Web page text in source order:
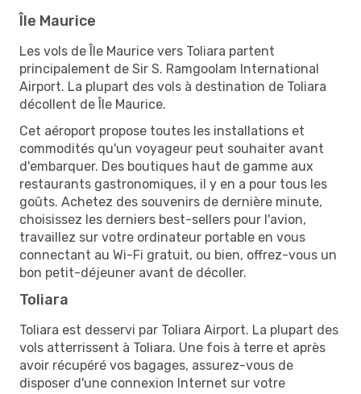
Île Maurice
Les vols de Île Maurice vers Toliara partent
principalement de Sir S. Ramgoolam International
Airport. La plupart des vols à destination de Toliara
décollent de Île Maurice.
Cet aéroport propose toutes les installations et
commodités qu'un voyageur peut souhaiter avant
d'embarquer. Des boutiques haut de gamme aux
restaurants gastronomiques, il y en a pour tous les
goûts. Achetez des souvenirs de dernière minute,
choisissez les derniers best-sellers pour l'avion,
travaillez sur votre ordinateur portable en vous
connectant au Wi-Fi gratuit, ou bien, offrez-vous un
bon petit-déjeuner avant de décoller.
Toliara
Toliara est desservi par Toliara Airport. La plupart des
vols atterrissent à Toliara. Une fois à terre et après
avoir récupéré vos bagages, assurez-vous de
disposer d'une connexion Internet sur votre